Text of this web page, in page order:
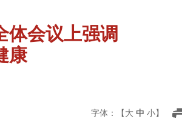
体会议上强调
康
字体：【大 中 小】